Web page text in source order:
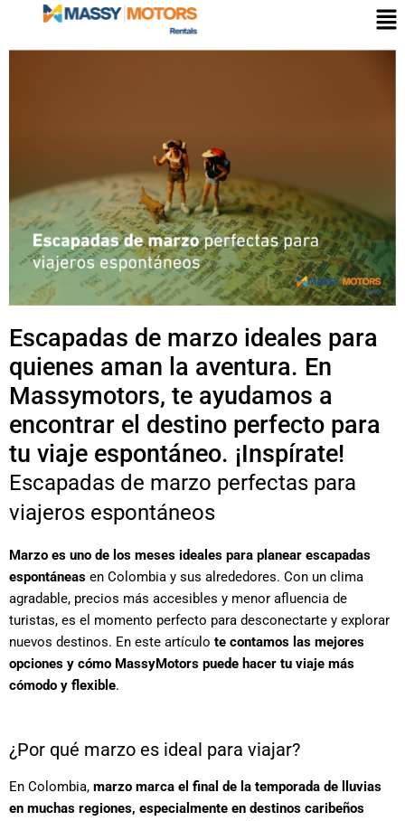
Escapadas de marzo ideales para
quienes aman la aventura. En
Massymotors, te ayudamos a
encontrar el destino perfecto para
tu viaje espontáneo. ¡Inspírate!
Escapadas de marzo perfectas para
viajeros espontáneos
Marzo es uno de los meses ideales para planear escapadas
espontáneas en Colombia y sus alrededores. Con un clima
agradable, precios más accesibles y menor afluencia de
turistas, es el momento perfecto para desconectarte y explorar
nuevos destinos. En este artículo te contamos las mejores
opciones y cómo MassyMotors puede hacer tu viaje más
cómodo y flexible.
¿Por qué marzo es ideal para viajar?
En Colombia, marzo marca el final de la temporada de lluvias
en muchas regiones, especialmente en destinos caribeños